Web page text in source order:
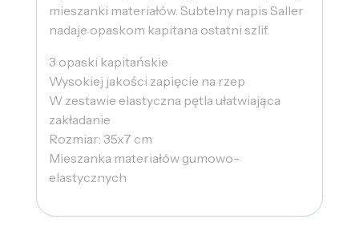
mieszanki materiałów. Subtelny napis Saller
nadaje opaskom kapitana ostatni szlif.
3 opaski kapitańskie
Wysokiej jakości zapięcie na rzep
W zestawie elastyczna pętla ułatwiająca
zakładanie
Rozmiar: 35x7 cm
Mieszanka materiałów gumowo-
elastycznych